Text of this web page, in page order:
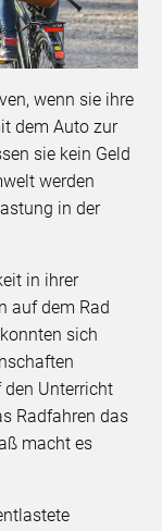
wenn sie ihre
dem Auto zur
sie kein Geld
werden
in der
in ihrer
auf dem Rad
sich
Unterricht
Radfahren das
macht es